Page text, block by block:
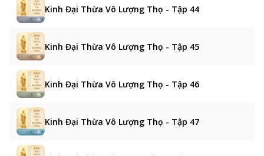
Kinh Đại Thừa Vô Lượng Thọ - Tập 44
Kinh Đại Thừa Vô Lượng Thọ - Tập 45
Kinh Đại Thừa Vô Lượng Thọ - Tập 46
Kinh Đại Thừa Vô Lượng Thọ - Tập 47